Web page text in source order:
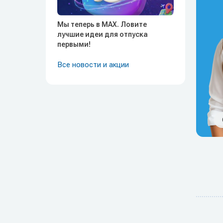
Мы теперь в MAX. Ловите
лучшие идеи для отпуска
первыми!
Все новости и акции